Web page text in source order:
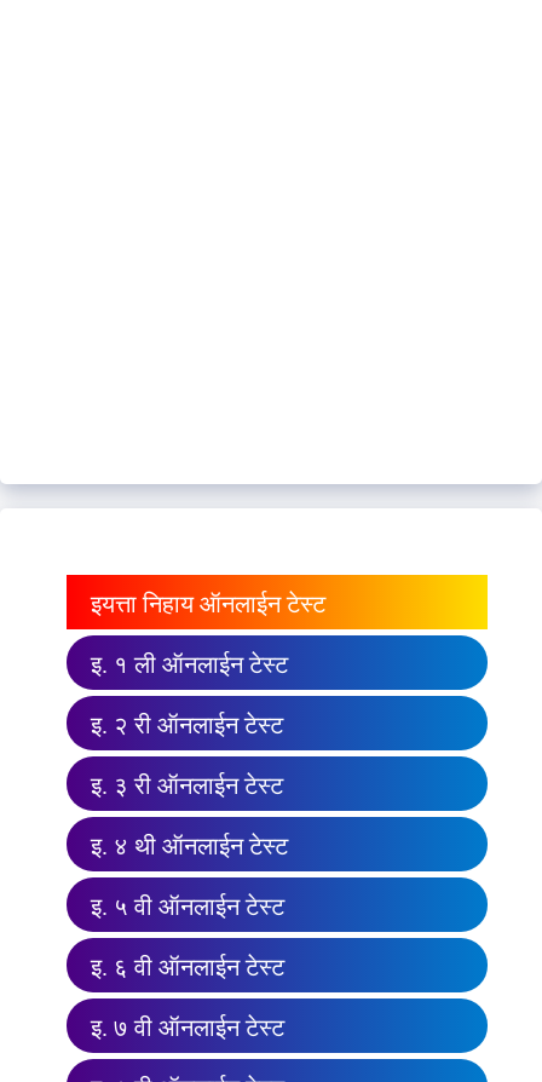
इयत्ता निहाय ऑनलाईन टेस्ट
इ. १ ली ऑनलाईन टेस्ट
इ. २ री ऑनलाईन टेस्ट
इ. ३ री ऑनलाईन टेस्ट
इ. ४ थी ऑनलाईन टेस्ट
इ. ५ वी ऑनलाईन टेस्ट
इ. ६ वी ऑनलाईन टेस्ट
इ. ७ वी ऑनलाईन टेस्ट